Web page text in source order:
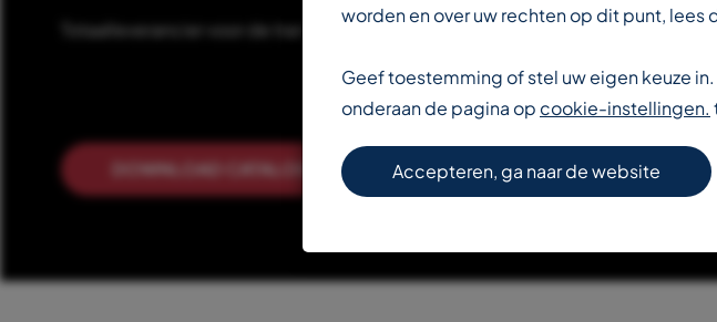
Totaalleverancier voor de transportbandenindustrie
DOWNLOAD CATALOGUS LEES VERDER OVER T-REX
worden en over uw rechten op dit punt, lees
Geef toestemming of stel uw eigen keuze
onderaan de pagina op cookie-instellingen.
Accepteren, ga naar de website